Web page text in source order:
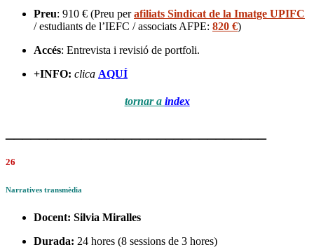
Preu: 910 € (Preu perafiliats Sindicat de la Imatge UPIFC
/ estudiants de l’IEFC / associats AFPE: 820 €)
Accés: Entrevista i revisió de portfoli.
+INFO: clica AQUÍ
tornar a index
26
Narratives transmèdia
Docent: Silvia Miralles
Durada: 24 hores (8 sessions de 3 hores)